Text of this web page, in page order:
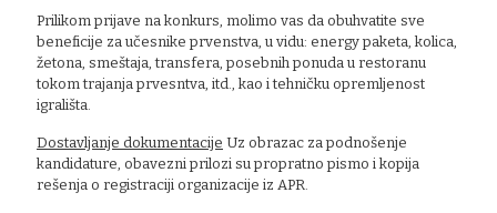
Prilikom prijave na konkurs, molimo vas da obuhvatite sve
beneficije za učesnike prvenstva, u vidu: energy paketa, kolica,
žetona, smeštaja, transfera, posebnih ponuda u restoranu
tokom trajanja prvesntva, itd., kao i tehničku opremljenost
igrališta.
Dostavljanje dokumentacije Uz obrazac za podnošenje
kandidature, obavezni prilozi su propratno pismo i kopija
rešenja o registraciji organizacije iz APR.